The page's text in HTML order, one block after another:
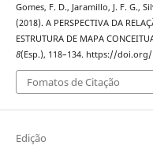
Gomes, F. D., Jaramillo, J. F. G.,
(2018). A PERSPECTIVA DA
ESTRUTURA DE MAPA
8(Esp.), 118–134. https://doi.org/
Fomatos de Citação
Edição